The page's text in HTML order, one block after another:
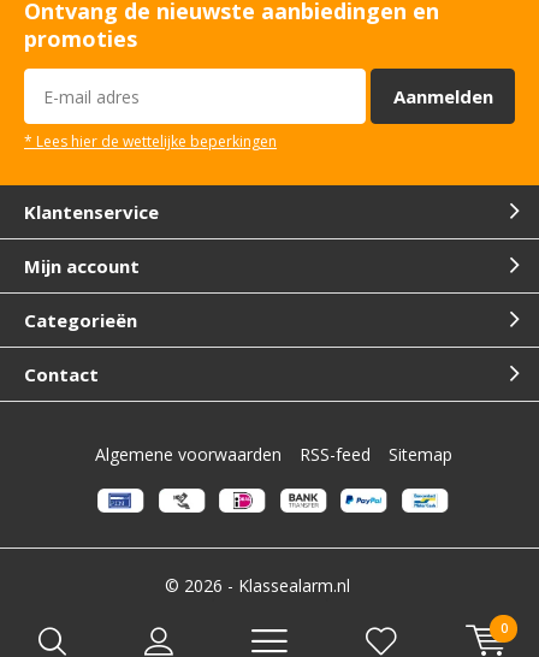
0
Ontvang de nieuwste aanbiedingen en
promoties
Aanmelden
* Lees hier de wettelijke beperkingen
Klantenservice
Mijn account
Categorieën
Contact
© 2026 - Klassealarm.nl
Algemene voorwaarden RSS-feed Sitemap